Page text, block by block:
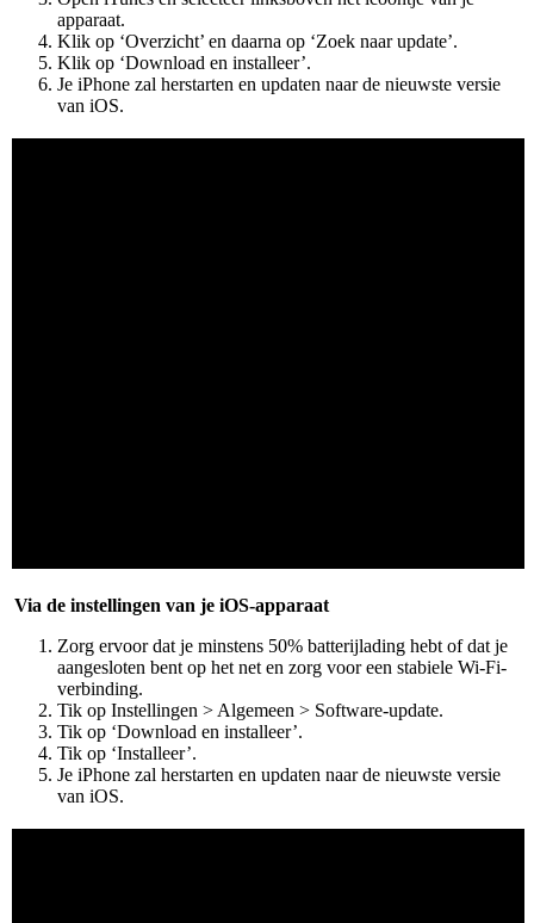
apparaat.
Klik op ‘Overzicht’ en daarna op ‘Zoek naar update’.
Klik op ‘Download en installeer’.
Je iPhone zal herstarten en updaten naar de nieuwste versie
van iOS.
Via de instellingen van je iOS-apparaat
Zorg ervoor dat je minstens 50% batterijlading hebt of dat je
aangesloten bent op het net en zorg voor een stabiele Wi-Fi-
verbinding.
Tik op Instellingen > Algemeen > Software-update.
Tik op ‘Download en installeer’.
Tik op ‘Installeer’.
Je iPhone zal herstarten en updaten naar de nieuwste versie
van iOS.